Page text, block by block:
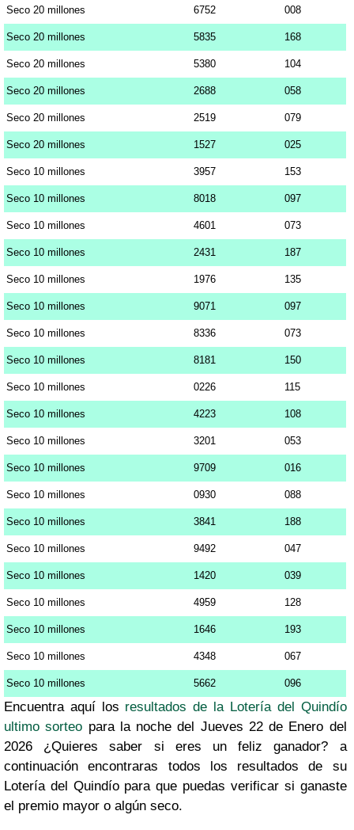
Seco 20 millones 6752 008
Seco 20 millones 5835 168
Seco 20 millones 5380 104
Seco 20 millones 2688 058
Seco 20 millones 2519 079
Seco 20 millones 1527 025
Seco 10 millones 3957 153
Seco 10 millones 8018 097
Seco 10 millones 4601 073
Seco 10 millones 2431 187
Seco 10 millones 1976 135
Seco 10 millones 9071 097
Seco 10 millones 8336 073
Seco 10 millones 8181 150
Seco 10 millones 0226 115
Seco 10 millones 4223 108
Seco 10 millones 3201 053
Seco 10 millones 9709 016
Seco 10 millones 0930 088
Seco 10 millones 3841 188
Seco 10 millones 9492 047
Seco 10 millones 1420 039
Seco 10 millones 4959 128
Seco 10 millones 1646 193
Seco 10 millones 4348 067
Seco 10 millones 5662 096
Encuentra aquí los resultados de la Lotería del Quindío
ultimo sorteo para la noche del Jueves 22 de Enero del
2026 ¿Quieres saber si eres un feliz ganador? a
continuación encontraras todos los resultados de su
Lotería del Quindío para que puedas verificar si ganaste
el premio mayor o algún seco.